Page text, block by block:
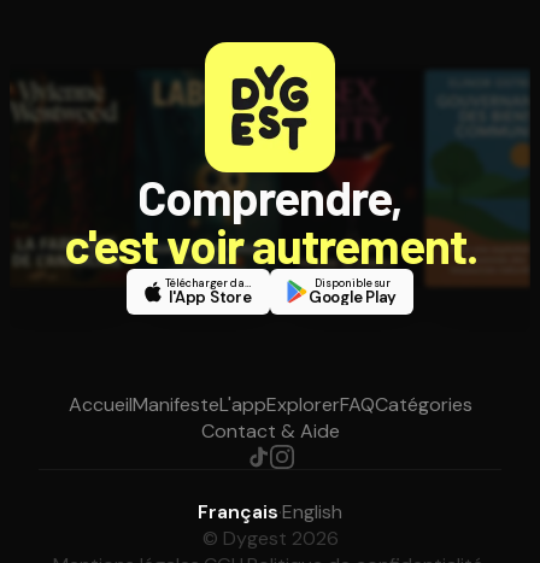
Comprendre,
c'est voir autrement.
Télécharger dans
l'App Store
Disponible sur
Google Play
AccueilManifesteL'appExplorerFAQCatégories
Contact & Aide
Français·English
© Dygest 2026